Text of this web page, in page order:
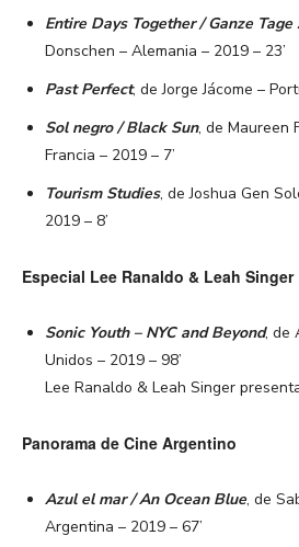
Entire Days Together / Ganze Tage
Donschen – Alemania – 2019 – 23’
Past Perfect, de Jorge Jácome –
Sol negro / Black Sun, de Maureen
Francia – 2019 – 7’
Tourism Studies, de Joshua Gen
2019 – 8’
Especial Lee Ranaldo & Leah Singer
Sonic Youth – NYC and Beyond, de
Unidos – 2019 – 98’
Lee Ranaldo & Leah Singer
Panorama de Cine Argentino
Azul el mar / An Ocean Blue, de
Argentina – 2019 – 67’